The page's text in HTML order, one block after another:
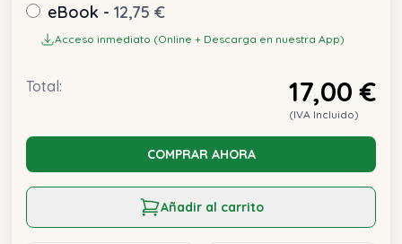
eBook - 12,75 €
Acceso inmediato (Online + Descarga en nuestra App)
Total: 17,00 €
(IVA Incluido)
COMPRAR AHORA
Añadir al carrito